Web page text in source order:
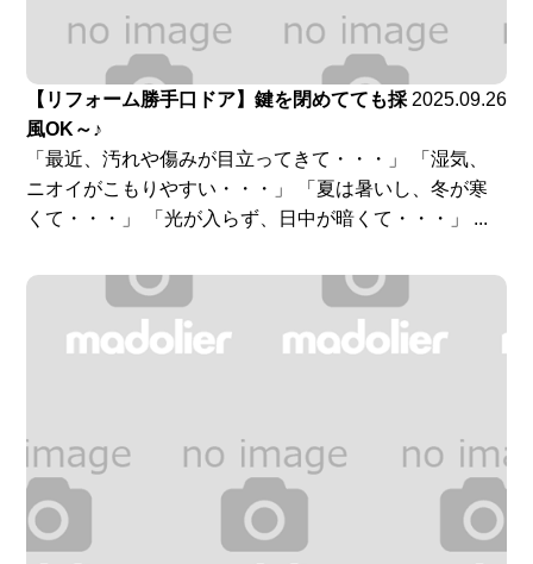
【リフォーム勝手口ドア】鍵を閉めてても採
風OK～♪
2025.09.26
「最近、汚れや傷みが目立ってきて・・・」 「湿気、
ニオイがこもりやすい・・・」 「夏は暑いし、冬が寒
くて・・・」 「光が入らず、日中が暗くて・・・」 ...